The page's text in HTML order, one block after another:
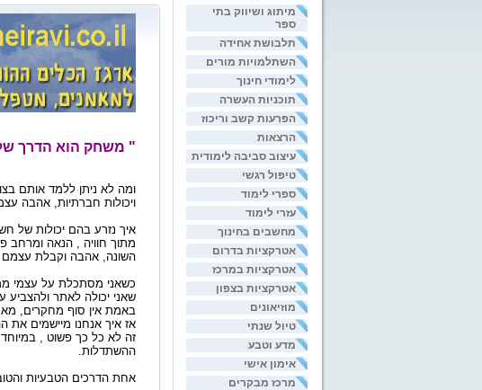
מיתוג ושיווק בתי
ספר
תלבושת אחידה
השתלמויות מורים
לימודי חינוך
תוכניות העשרה
הפרעות קשב וריכוז
הרצאות
עיצוב סביבה לימודית
טיפול רגשי
ספרי לימוד
עזרי לימוד
מחשבים בחינוך
אטרקציות בדרום
אטרקציות במרכז
אטרקציות בצפון
מוזיאונים
טיול שנתי
מדע וטבע
אימון אישי
מרכז מבקרים
" משחק הוא הדרך
ומה לא ניתן ללמד אותם
ויכולות חברתיות, אהבה
איך נזרע בהם יכולות של
מתוך חוויה , הנאה ומרחב
השונה, אהבה וקבלת עצמם
שאני יכולה לאתר
באמת אין סוף מחקרים,
אז איך אנחנו מיישמים את
זה לא כל כך פשוט , במיוחד
ההשתדלות.
אחת הדרכים הטבעיות